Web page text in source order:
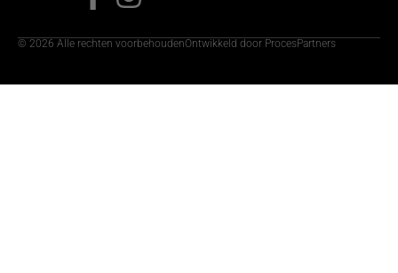
© 2026 Alle rechten voorbehoudenOntwikkeld door ProcesPartners